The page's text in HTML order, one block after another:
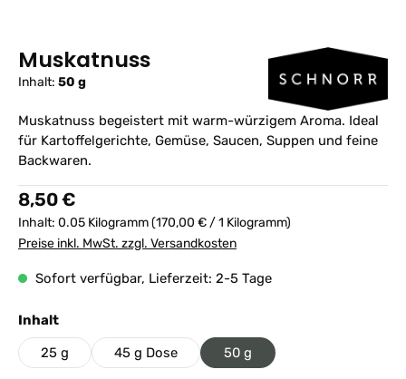
Muskatnuss
Inhalt: 50 g
Muskatnuss begeistert mit warm-würzigem Aroma. Ideal
für Kartoffelgerichte, Gemüse, Saucen, Suppen und feine
Backwaren.
Regulärer Preis:
8,50 €
Inhalt: 0.05 Kilogramm(170,00 € / 1 Kilogramm)
Preise inkl. MwSt. zzgl. Versandkosten
Sofort verfügbar, Lieferzeit: 2-5 Tage
Inhaltauswählen
25 g 45 g Dose 50 g